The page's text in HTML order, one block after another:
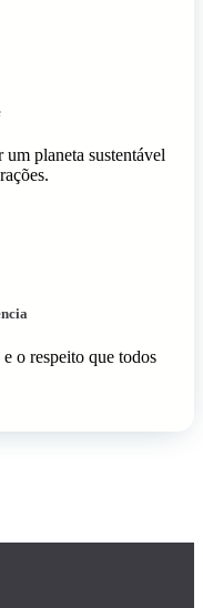
um planeta sustentável
o respeito que todos